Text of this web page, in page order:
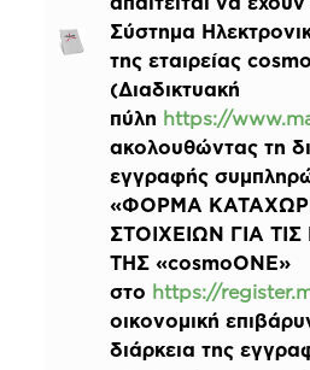
Σύστημα
της εταιρείας
(Διαδικτυακή
πύλη https://
ακολουθώντας τη
εγγραφής
«ΦΟΡΜΑ
ΣΤΟΙΧΕΙΩΝ ΓΙΑ
ΤΗΣ «cosmoONE»
στο https://
οικονομική
διάρκεια της